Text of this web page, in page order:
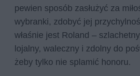
pewien sposób zasłużyć za
wybranki, zdobyć jej
właśnie jest Roland –
lojalny, waleczny i zdolny do
żeby tylko nie splamić honoru.